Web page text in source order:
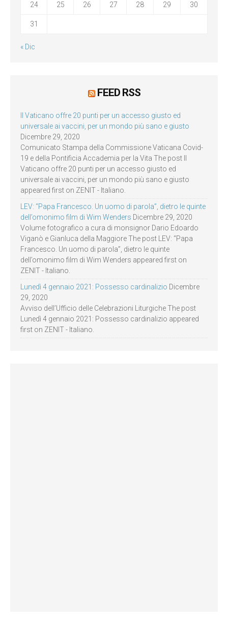
24 25 26 27 28 29 30
31
« Dic
FEED RSS
Il Vaticano offre 20 punti per un accesso giusto ed
universale ai vaccini, per un mondo più sano e giusto
Dicembre 29, 2020
Comunicato Stampa della Commissione Vaticana Covid-
19 e della Pontificia Accademia per la Vita The post Il
Vaticano offre 20 punti per un accesso giusto ed
universale ai vaccini, per un mondo più sano e giusto
appeared first on ZENIT - Italiano.
LEV: “Papa Francesco. Un uomo di parola”, dietro le quinte
dell’omonimo film di Wim Wenders Dicembre 29, 2020
Volume fotografico a cura di monsignor Dario Edoardo
Viganò e Gianluca della Maggiore The post LEV: “Papa
Francesco. Un uomo di parola”, dietro le quinte
dell’omonimo film di Wim Wenders appeared first on
ZENIT - Italiano.
Lunedì 4 gennaio 2021: Possesso cardinalizio Dicembre
29, 2020
Avviso dell’Ufficio delle Celebrazioni Liturgiche The post
Lunedì 4 gennaio 2021: Possesso cardinalizio appeared
first on ZENIT - Italiano.